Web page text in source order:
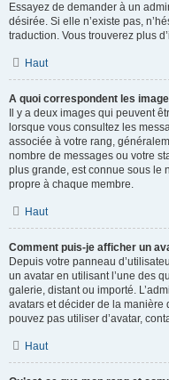
Essayez de demander à un
désirée. Si elle n’existe pas,
traduction. Vous trouverez plus
Haut
A quoi correspondent les
Il y a deux images qui peuvent
lorsque vous consultez les
associée à votre rang,
nombre de messages ou votre
plus grande, est connue sous le
propre à chaque membre.
Haut
Comment puis-je afficher un
Depuis votre panneau
un avatar en utilisant l’une des
galerie, distant ou importé.
avatars et décider de la manière
pouvez pas utiliser d’avatar,
Haut